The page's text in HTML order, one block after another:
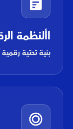
األنظمة
بنية تحتية